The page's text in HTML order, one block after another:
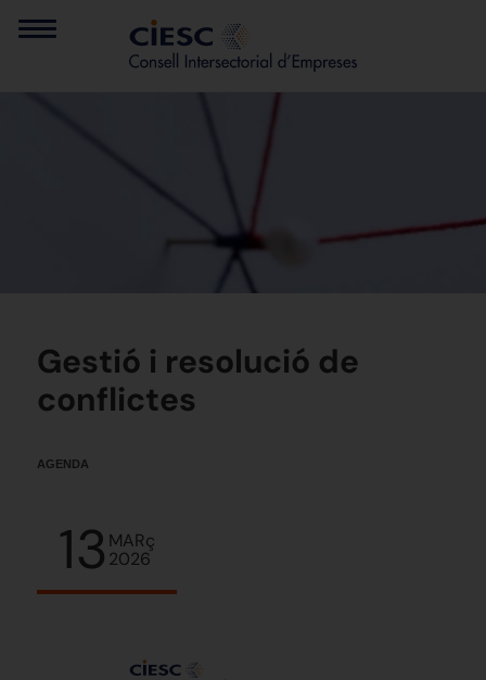
Gestió i resolució de
conflictes
AGENDA
13 MARç
2026